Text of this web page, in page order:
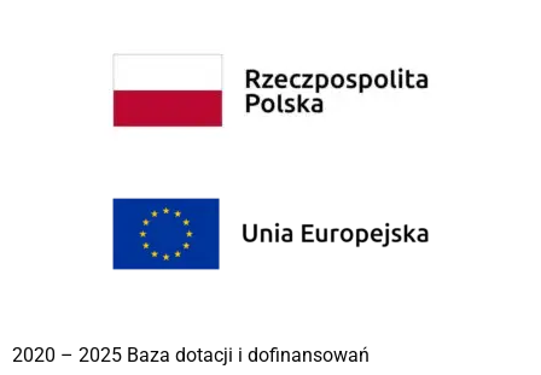
2020 – 2025 Baza dotacji i dofinansowań